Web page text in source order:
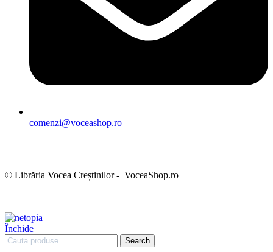
comenzi@voceashop.ro
© Librăria Vocea Creștinilor - VoceaShop.ro
Închide
Search